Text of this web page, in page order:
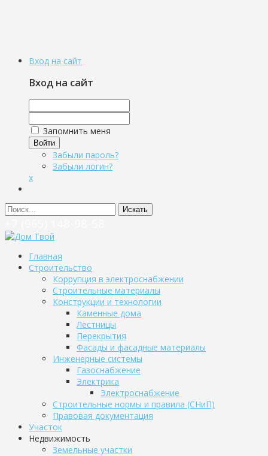
Вход на сайт
Вход на сайт
Запомнить меня
Войти
Забыли пароль?
Забыли логин?
x
Искать
Главная
Строительство
Коррупция в электроснабжении
Строительные материалы
Конструкции и технологии
Каменные дома
Лестницы
Перекрытия
Фасады и фасадные материалы
Инженерные системы
Газоснабжение
Электрика
Электроснабжение
Строительные нормы и правила (СНиП)
Правовая документация
Участок
Недвижимость
Земельные участки